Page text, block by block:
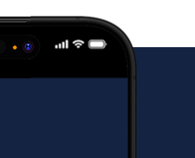
i wadze = zapewnić kurierowi
główne, zewnętrzne drzwi
drzwi klatki schodowej (jeśli
na dogodny dojazd autem
przewróceniu się tego mebla,